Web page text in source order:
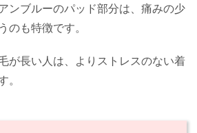
ンブルーのパッド部分は、痛みの少
のも特徴です。
が長い人は、よりストレスのない着
。